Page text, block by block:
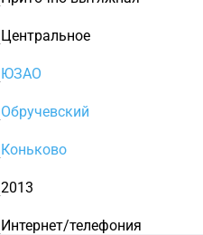
Центральное
ЮЗАО
Обручевский
Коньково
2013
Интернет/телефония